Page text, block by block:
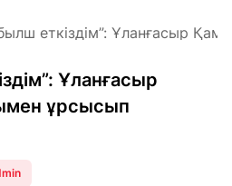
еткіздім”: Ұланғасыр
Ұланғасыр
ұрсысып